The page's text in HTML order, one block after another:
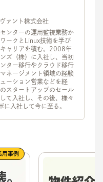
ァント株式会社
ンターの運用監視業務か
ークとLinux技術を学び
ャリアを積む。2008年
ズ（株）に入社し、当初
ター移行やクラウド移行
ネージメント領域の経験
ーション営業などを経
スタートアップのセール
て入社し、その後、様々
入社して今に至る。
用事例